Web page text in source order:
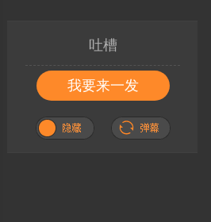
吐槽
我要来一发